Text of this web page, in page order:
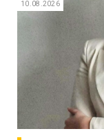
10.08.2026